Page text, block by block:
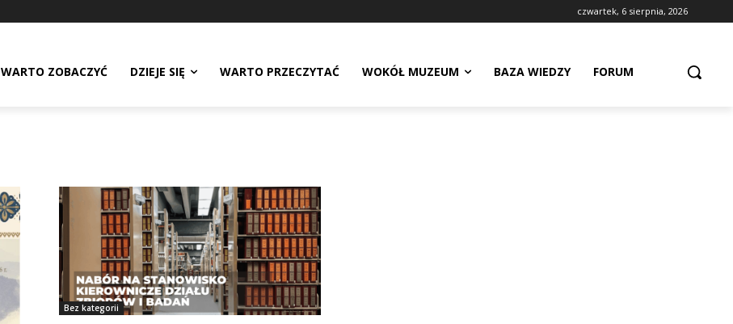
czwartek, 6 sierpnia, 2026
WARTO ZOBACZYĆ DZIEJE SIĘ WARTO PRZECZYTAĆ WOKÓŁ MUZEUM BAZA WIEDZY FORUM
Bez kategorii